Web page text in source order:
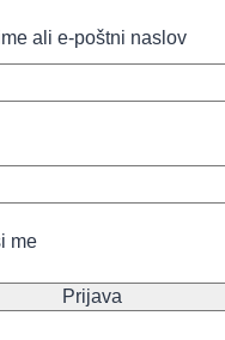
ali e-poštni naslov
me